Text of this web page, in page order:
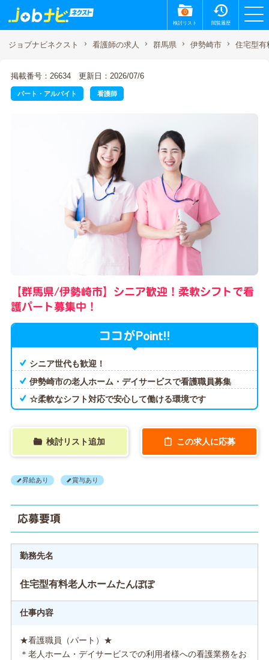
0
検討リスト 閲覧履歴
ジョブナビネクスト 看護師の求人 群馬県 伊勢崎市 住宅型有
掲載番号：26634 更新日：2026/07/6
パート・アルバイト 看護師
【群馬県/伊勢崎市】シニア歓迎！柔軟シフトで看
護パート募集中！
ココがPoint!!
シニア世代も歓迎！
伊勢崎市の老人ホーム・デイサービスで看護職員募集
☆柔軟なシフト対応で安心して働ける環境です
検討リスト追加 この求人に応募
昇給あり 賞与あり
応募要項
勤務先名
住宅型有料老人ホームたんぽぽ
仕事内容
★看護職員（パート）★
＊老人ホーム・デイサービスでの利用者様への看護業務をお